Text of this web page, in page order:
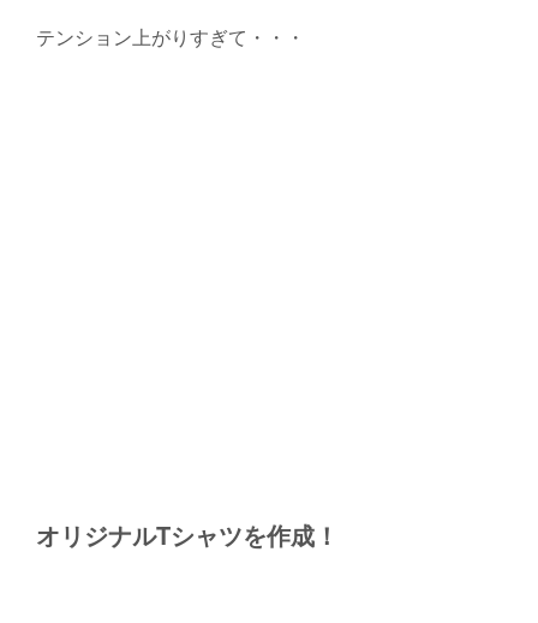
テンション上がりすぎて・・・
オリジナルTシャツを作成！